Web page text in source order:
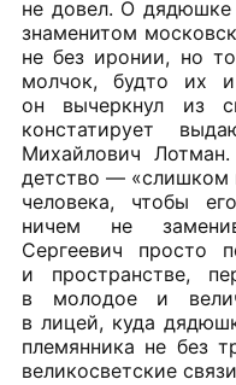
не довел. О
знаменитом
не без иронии, но
молчок, будто их
он вычеркнул из
констатирует
Михайлович
детство — «слишком
человека, чтобы
ничем не
Сергеевич просто
и пространстве,
в молодое и
в лицей, куда
племянника не без
великосветские